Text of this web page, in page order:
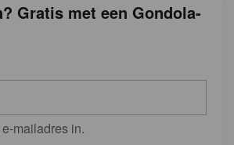
Gratis met een Gondola-
mailadres in.